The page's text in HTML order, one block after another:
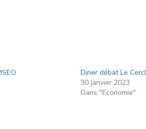
Diner débat Le
30 janvier 2023
Dans "Economie"